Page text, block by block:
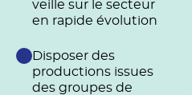
veille sur le secteur
en rapide évolution
Disposer des
productions issues
des groupes de